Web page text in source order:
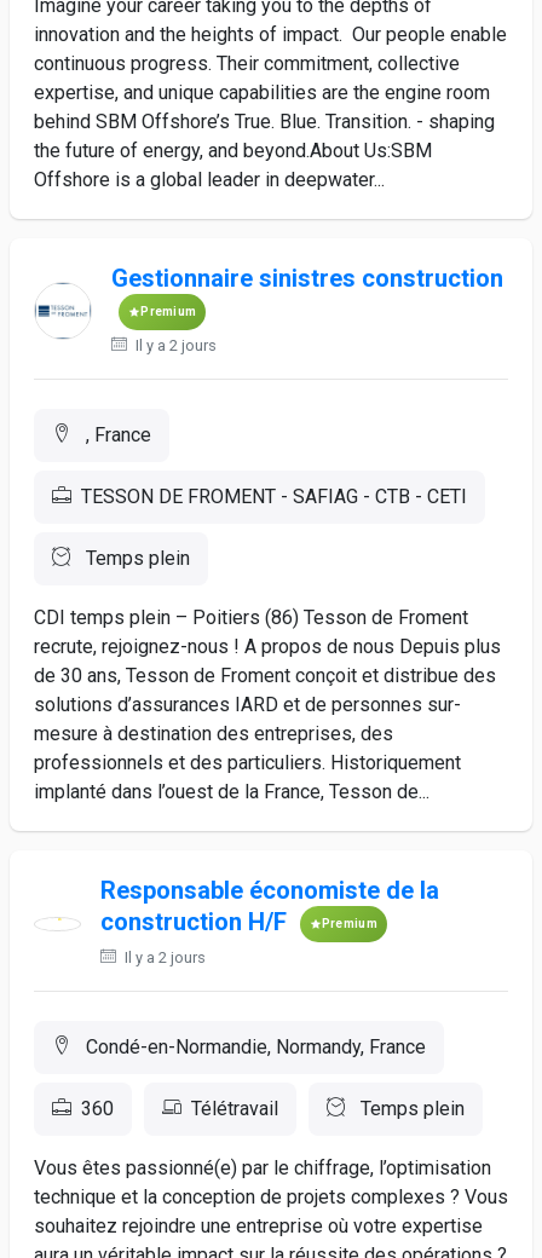
Imagine your career taking you to the depths of
innovation and the heights of impact. Our people enable
continuous progress. Their commitment, collective
expertise, and unique capabilities are the engine room
behind SBM Offshore’s True. Blue. Transition. - shaping
the future of energy, and beyond.About Us:SBM
Offshore is a global leader in deepwater...
Gestionnaire sinistres construction
Premium
Il y a 2 jours
, France
TESSON DE FROMENT - SAFIAG - CTB - CETI
Temps plein
CDI temps plein – Poitiers (86) Tesson de Froment
recrute, rejoignez-nous ! A propos de nous Depuis plus
de 30 ans, Tesson de Froment conçoit et distribue des
solutions d’assurances IARD et de personnes sur-
mesure à destination des entreprises, des
professionnels et des particuliers. Historiquement
implanté dans l’ouest de la France, Tesson de...
Responsable économiste de la
construction H/F
Premium
Il y a 2 jours
Condé-en-Normandie, Normandy, France
360 Télétravail Temps plein
Vous êtes passionné(e) par le chiffrage, l’optimisation
technique et la conception de projets complexes ? Vous
souhaitez rejoindre une entreprise où votre expertise